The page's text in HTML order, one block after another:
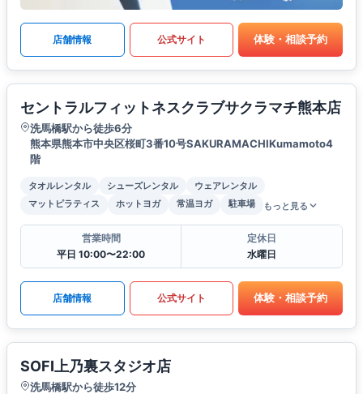
店舗情報 公式サイト 体験・相談予約
セントラルフィットネスクラブサクラマチ熊本店
洗馬橋駅から徒歩6分
熊本県熊本市中央区桜町3番10号SAKURAMACHIKumamoto4
階
タオルレンタル シューズレンタル
ウェアレンタル
マットピラティス
ホットヨガ 常温ヨガ 駐車場 もっと見る
営業時間
平日 10:00〜22:00
定休日
水曜日
店舗情報 公式サイト 体験・相談予約
SOFI上乃裏スタジオ店
洗馬橋駅から徒歩12分